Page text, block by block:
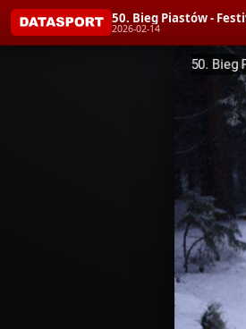
50. Bieg Piastów -
2026-02-14